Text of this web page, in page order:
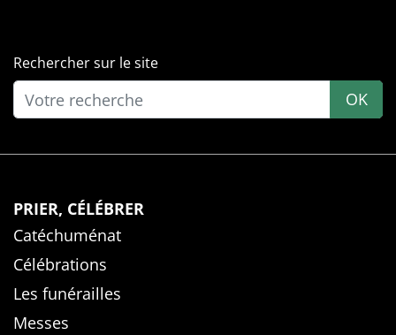
Rechercher sur le site
OK
PRIER, CÉLÉBRER
Catéchuménat
Célébrations
Les funérailles
Messes